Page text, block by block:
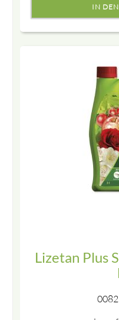
Lizetan Plus